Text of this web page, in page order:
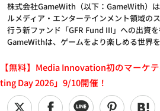
株式会社GameWith（以下：GameWith）
ルメディア・エンターテインメント領域の
行う新ファンド「GFR Fund III」への出資
GameWithは、ゲームをより楽しめる世界
【無料】Media Innovation初のマーケ
ting Day 2026」9/10開催！